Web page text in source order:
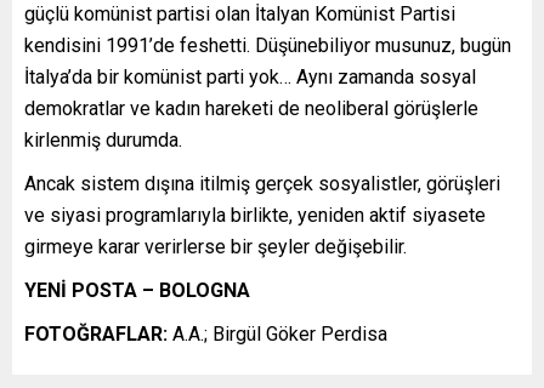
güçlü komünist partisi olan İtalyan Komünist Partisi
kendisini 1991’de feshetti. Düşünebiliyor musunuz, bugün
İtalya’da bir komünist parti yok… Aynı zamanda sosyal
demokratlar ve kadın hareketi de neoliberal görüşlerle
kirlenmiş durumda.
Ancak sistem dışına itilmiş gerçek sosyalistler, görüşleri
ve siyasi programlarıyla birlikte, yeniden aktif siyasete
girmeye karar verirlerse bir şeyler değişebilir.
YENİ POSTA – BOLOGNA
FOTOĞRAFLAR: A.A.; ­Birgül Göker Perdisa